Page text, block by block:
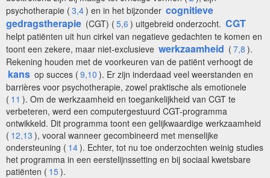
psychotherapie ( 3,4) en in het bijzonder cognitieve
gedragstherapie (CGT) ( 5,6 ) uitgebreid onderzocht. CGT
helpt patiënten uit hun cirkel van negatieve gedachten te komen en
toont een zekere, maar niet-exclusieve werkzaamheid ( 7,8 ).
Rekening houden met de voorkeuren van de patiënt verhoogt de
kans op succes ( 9,10 ). Er zijn inderdaad veel weerstanden en
barrières voor psychotherapie, zowel praktische als emotionele
( 11 ). Om de werkzaamheid en toegankelijkheid van CGT te
verbeteren, werd een computergestuurd CGT-programma
ontwikkeld. Dit programma toont een gelijkwaardige werkzaamheid
( 12,13 ), vooral wanneer gecombineerd met menselijke
ondersteuning ( 14). Echter, tot nu toe onderzochten weinig studies
het programma in een eerstelijnssetting en bij sociaal kwetsbare
patiënten ( 15).